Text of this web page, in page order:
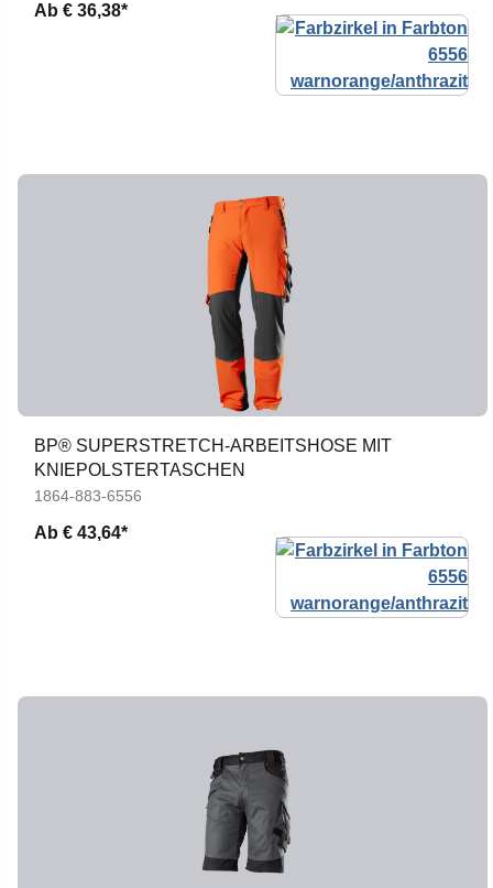
Ab € 36,38*
BP® SUPERSTRETCH-ARBEITSHOSE MIT
KNIEPOLSTERTASCHEN
1864-883-6556
Ab € 43,64*